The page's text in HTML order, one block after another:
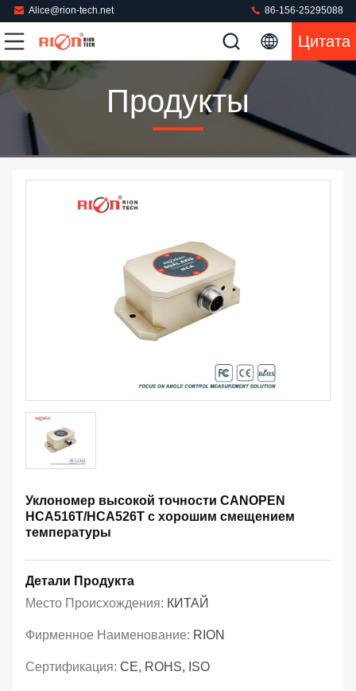
Alice@rion-tech.net 86-156-25295088
Цитата
Продукты
Уклономер высокой точности CANOPEN
HCA516T/HCA526T с хорошим смещением
температуры
Детали Продукта
Место Происхождения: КИТАЙ
Фирменное Наименование: RION
Сертификация: CE, ROHS, ISO